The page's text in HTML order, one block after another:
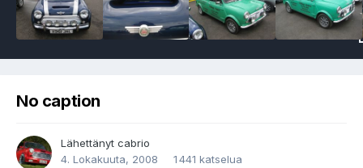
No caption
Lähettänyt cabrio
4. Lokakuuta, 2008
1 441 katselua